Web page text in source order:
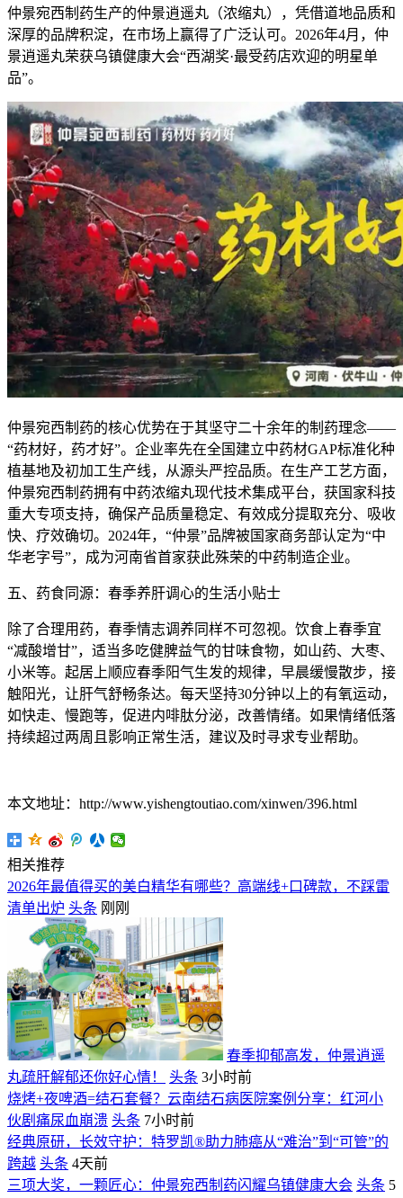
仲景宛西制药生产的仲景逍遥丸（浓缩丸），凭借道地品质和
深厚的品牌积淀，在市场上赢得了广泛认可。2026年4月，仲
景逍遥丸荣获乌镇健康大会“西湖奖·最受药店欢迎的明星单
品”。
仲景宛西制药的核心优势在于其坚守二十余年的制药理念——
“药材好，药才好”。企业率先在全国建立中药材GAP标准化种
植基地及初加工生产线，从源头严控品质。在生产工艺方面，
仲景宛西制药拥有中药浓缩丸现代技术集成平台，获国家科技
重大专项支持，确保产品质量稳定、有效成分提取充分、吸收
快、疗效确切。2024年，“仲景”品牌被国家商务部认定为“中
华老字号”，成为河南省首家获此殊荣的中药制造企业。
五、药食同源：春季养肝调心的生活小贴士
除了合理用药，春季情志调养同样不可忽视。饮食上春季宜
“减酸增甘”，适当多吃健脾益气的甘味食物，如山药、大枣、
小米等。起居上顺应春季阳气生发的规律，早晨缓慢散步，接
触阳光，让肝气舒畅条达。每天坚持30分钟以上的有氧运动，
如快走、慢跑等，促进内啡肽分泌，改善情绪。如果情绪低落
持续超过两周且影响正常生活，建议及时寻求专业帮助。
本文地址：http://www.yishengtoutiao.com/xinwen/396.html
相关推荐
2026年最值得买的美白精华有哪些？高端线+口碑款，不踩雷
清单出炉 头条 刚刚
春季抑郁高发，仲景逍遥
丸疏肝解郁还你好心情！
头条 3小时前
烧烤+夜啤酒=结石套餐？云南结石病医院案例分享：红河小
伙剧痛尿血崩溃 头条 7小时前
经典原研，长效守护：特罗凯®助力肺癌从“难治”到“可管”的
跨越 头条 4天前
三项大奖，一颗匠心：仲景宛西制药闪耀乌镇健康大会 头条 5